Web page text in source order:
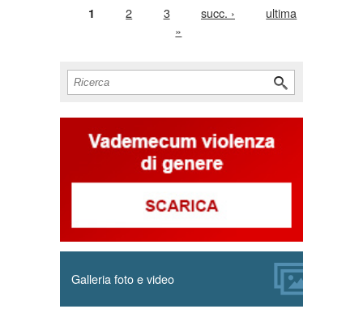
1 2 3 succ. ›
ultima
»
Form di ricerca
Cerca
Galleria foto e video